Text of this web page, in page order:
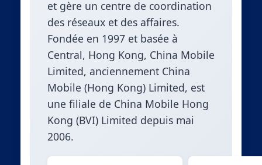
et gère un centre de coordination
des réseaux et des affaires.
Fondée en 1997 et basée à
Central, Hong Kong, China Mobile
Limited, anciennement China
Mobile (Hong Kong) Limited, est
une filiale de China Mobile Hong
Kong (BVI) Limited depuis mai
2006.